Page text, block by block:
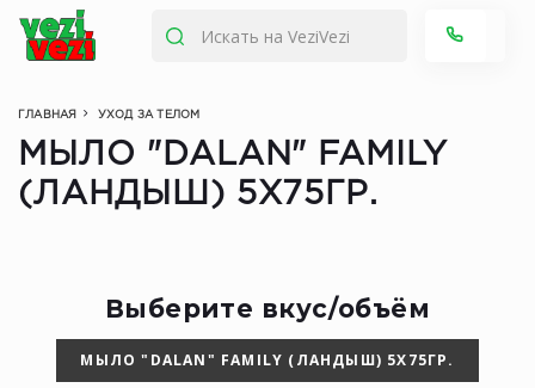
ГЛАВНАЯ УХОД ЗА ТЕЛОМ
МЫЛО "DALAN" FAMILY
(ЛАНДЫШ) 5Х75ГР.
Выберите вкус/объём
МЫЛО "DALAN" FAMILY (ЛАНДЫШ) 5Х75ГР.